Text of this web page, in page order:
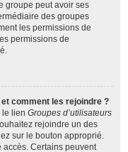
groupe peut avoir ses
des groupes
les permissions de
permissions de
comment les rejoindre ?
le lien Groupes d’utilisateurs
rejoindre un des
sur le bouton approprié.
accès. Certains peuvent